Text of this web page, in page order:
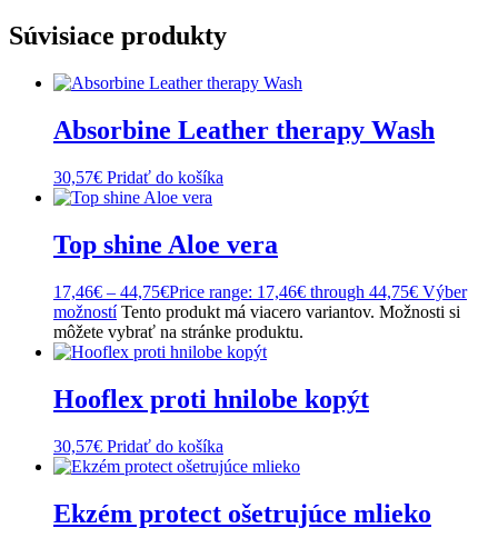
Súvisiace produkty
Absorbine Leather therapy Wash
30,57€ Pridať do košíka
Top shine Aloe vera
17,46€ – 44,75€Price range: 17,46€ through 44,75€ Výber
možností Tento produkt má viacero variantov. Možnosti si
môžete vybrať na stránke produktu.
Hooflex proti hnilobe kopýt
30,57€ Pridať do košíka
Ekzém protect ošetrujúce mlieko